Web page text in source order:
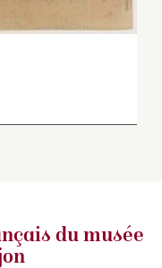
du musée